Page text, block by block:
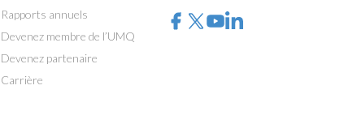
Rapports annuels
Devenez membre de l’UMQ
Devenez partenaire
Carrière